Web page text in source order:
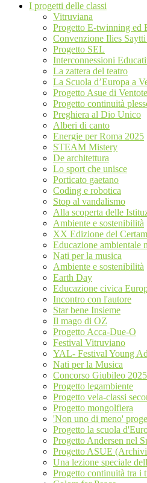
I progetti delle classi
Vitruviana
Progetto E-twinning ed
Convenzione Ilies
Progetto SEL
Interconnessioni
La zattera del teatro
La Scuola d’Europa a
Progetto Asue di
Progetto continuità
Preghiera al Dio Unico
Alberi di canto
Energie per Roma 2025
STEAM Mistery
De architettura
Lo sport che unisce
Porticato gaetano
Coding e robotica
Stop al vandalismo
Alla scoperta delle
Ambiente e sostenibilità
XX Edizione del
Educazione ambientale
Nati per la musica
Ambiente e sostenibilità
Earth Day
Educazione civica
Incontro con l'autore
Star bene Insieme
Il mago di OZ
Progetto Acca-Due-O
Festival Vitruviano
YAL- Festival Young
Nati per la Musica
Concorso Giubileo 2025
Progetto legambiente
Progetto vela-classi
Progetto mongolfiera
'Non uno di meno'
Progetto la scuola
Progetto Andersen nel
Progetto ASUE
Una lezione speciale
Progetto continuità tra